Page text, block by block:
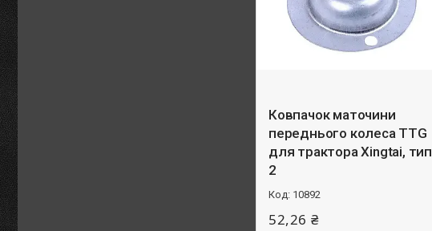
Ковпачок маточини
переднього колеса TTG
для трактора Xingtai, тип
2
10892
52,26 ₴